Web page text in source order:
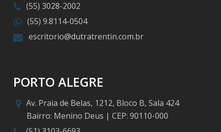
(55) 3028-2002
(55) 9.8114-0504
escritorio@dutratrentin.com.br
PORTO ALEGRE
Av. Praia de Belas, 1212, Bloco B, Sala 424
Bairro: Menino Deus | CEP: 90110-000